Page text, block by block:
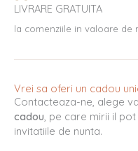
LIVRARE GRATUITA
la comenziile in valoare de
Vrei sa oferi un cadou
Contacteaza-ne, alege
cadou, pe care mirii il
invitatiile de nunta.